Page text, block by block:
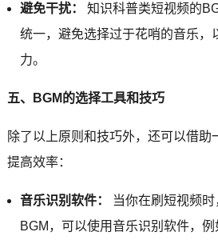
避免干扰：
知识科普类短视频的
统一，避免选择过于花哨的音乐，
力。
五、BGM的选择工具和技巧
除了以上原则和技巧外，还可以借助
提高效率：
音乐识别软件：
当你在刷短视频
BGM，可以使用音乐识别软件，